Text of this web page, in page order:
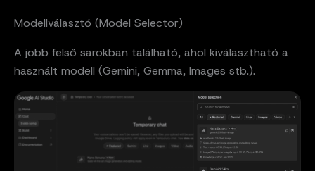
Modellválasztó (Model Selector)
A jobb felső sarokban található, ahol kiválasztható a
használt modell (Gemini, Gemma, Images stb.).